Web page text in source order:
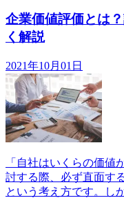
企業価値評価とは
く解説
2021年10月01日
「自社はいくらの価
討する際、必ず直面す
という考え方です。し